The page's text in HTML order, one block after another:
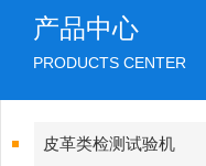
产品中心
PRODUCTS CENTER
皮革类检测试验机